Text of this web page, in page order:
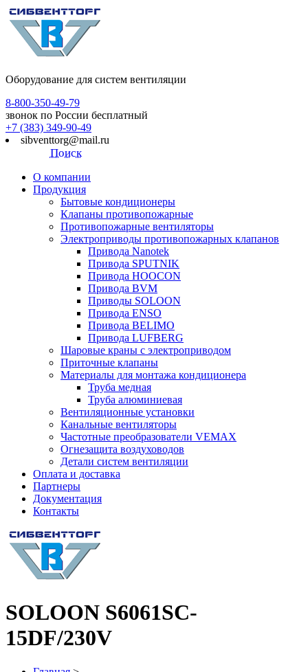
Оборудование для систем вентиляции
8-800-350-49-79
звонок по России бесплатный
+7 (383) 349-90-49
sibventtorg@mail.ru
Поиск
О компании
Продукция
Бытовые кондиционеры
Клапаны противопожарные
Противопожарные вентиляторы
Электроприводы противопожарных клапанов
Привода Nanotek
Привода SPUTNIK
Привода HOOCON
Привода BVM
Приводы SOLOON
Привода ENSO
Привода BELIMO
Привода LUFBERG
Шаровые краны с электроприводом
Приточные клапаны
Материалы для монтажа кондиционера
Труба медная
Труба алюминиевая
Вентиляционные установки
Канальные вентиляторы
Частотные преобразователи VEMAX
Огнезащита воздуховодов
Детали систем вентиляции
Оплата и доставка
Партнеры
Документация
Контакты
SOLOON S6061SC-
15DF/230V